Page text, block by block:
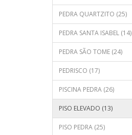
PEDRA QUARTZITO (25)
PEDRA SANTA ISABEL (14)
PEDRA SÃO TOME (24)
PEDRISCO (17)
PISCINA PEDRA (26)
PISO ELEVADO (13)
PISO PEDRA (25)